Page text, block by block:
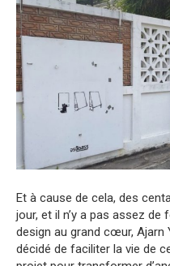
Et à cause de cela, des
jour, et il n’y a pas assez de
design au grand cœur, Ajarn
décidé de faciliter la vie de